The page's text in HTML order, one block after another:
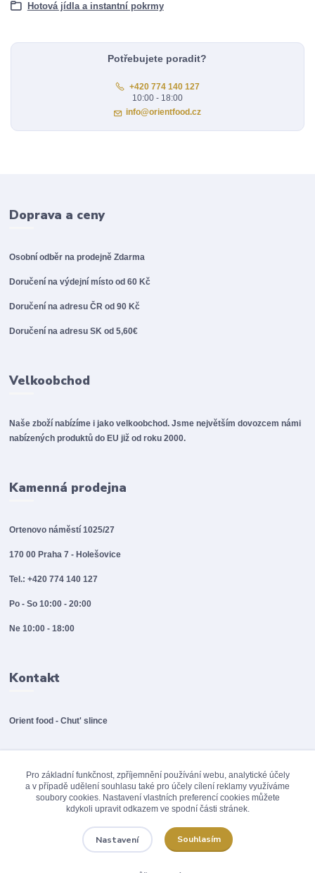
Hotová jídla a instantní pokrmy
Potřebujete poradit?
+420 774 140 127
10:00 - 18:00
info@orientfood.cz
Doprava a ceny
Osobní odběr na prodejněZdarma
Doručení na výdejní místo od 60 Kč
Doručení na adresu ČR od 90 Kč
Doručení na adresu SK od 5,60€
Velkoobchod
Naše zboží nabízíme i jako velkoobchod. Jsme největším dovozcem námi
nabízených produktů do EU již od roku 2000.
Kamenná prodejna
Ortenovo náměstí 1025/27
170 00 Praha 7 - Holešovice
Tel.: +420 774 140 127
Po - So 10:00 - 20:00
Ne 10:00 - 18:00
Kontakt
Orient food - Chut' slince
Pro základní funkčnost, zpříjemnění používání webu, analytické účely
a v případě udělení souhlasu také pro účely cílení reklamy využíváme
soubory cookies. Nastavení vlastních preferencí cookies můžete
kdykoli upravit odkazem ve spodní části stránek.
Nastavení Souhlasím